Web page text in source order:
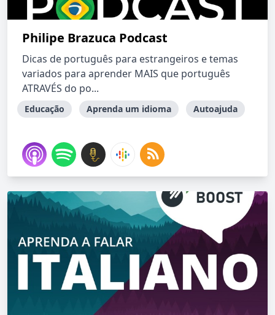
Philipe Brazuca Podcast
Dicas de português para estrangeiros e temas
variados para aprender MAIS que português
ATRAVÉS do po...
Educação Aprenda um idioma Autoajuda